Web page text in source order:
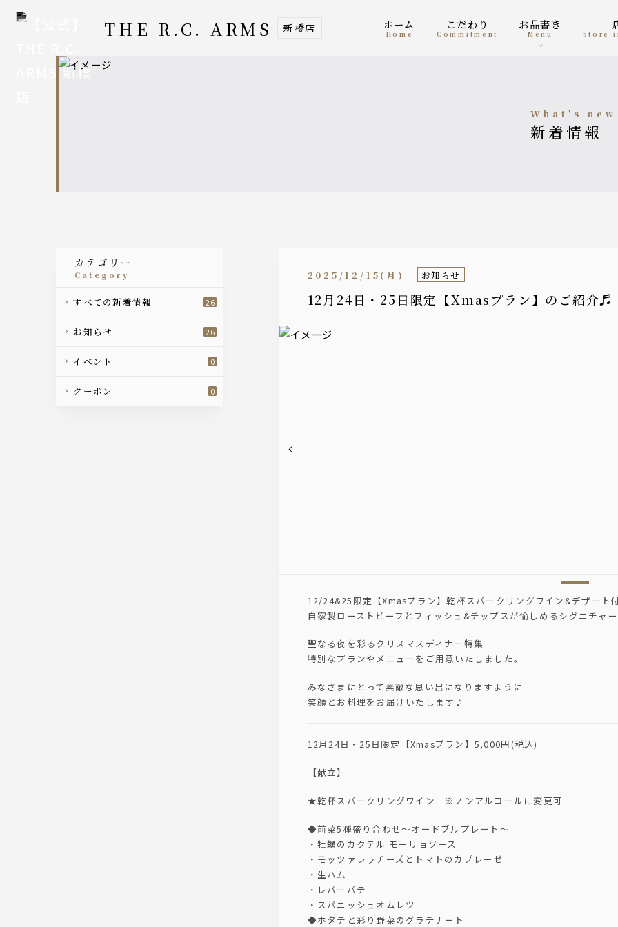
THE R.C. ARMS 新橋店 ホーム
home
こだわり
Commitment
お品書き
menu Store
what's new
新着情報
12月24日・25日限定【Xmasプラン】のご紹介♬
2025/12/15(月) お知らせ
12/24&25限定【Xmasプラン】乾杯スパークリングワイン&デザート
自家製ローストビーフとフィッシュ&チップスが愉しめるシグニチャー
聖なる夜を彩るクリスマスディナー特集
特別なプランやメニューをご用意いたしました。
みなさまにとって素敵な思い出になりますように
笑顔とお料理をお届けいたします♪
12月24日・25日限定【Xmasプラン】5,000円(税込)
【献立】
★乾杯スパークリングワイン ※ノンアルコールに変更可
◆前菜5種盛り合わせ～オードブルプレート～
・牡蠣のカクテル モーリョソース
・モッツァレラチーズとトマトのカプレーゼ
・生ハム
・レバーパテ
・スパニッシュオムレツ
◆ホタテと彩り野菜のグラチナート
カテゴリー
category
すべての新着情報 26
お知らせ 26
イベント 0
クーポン 0